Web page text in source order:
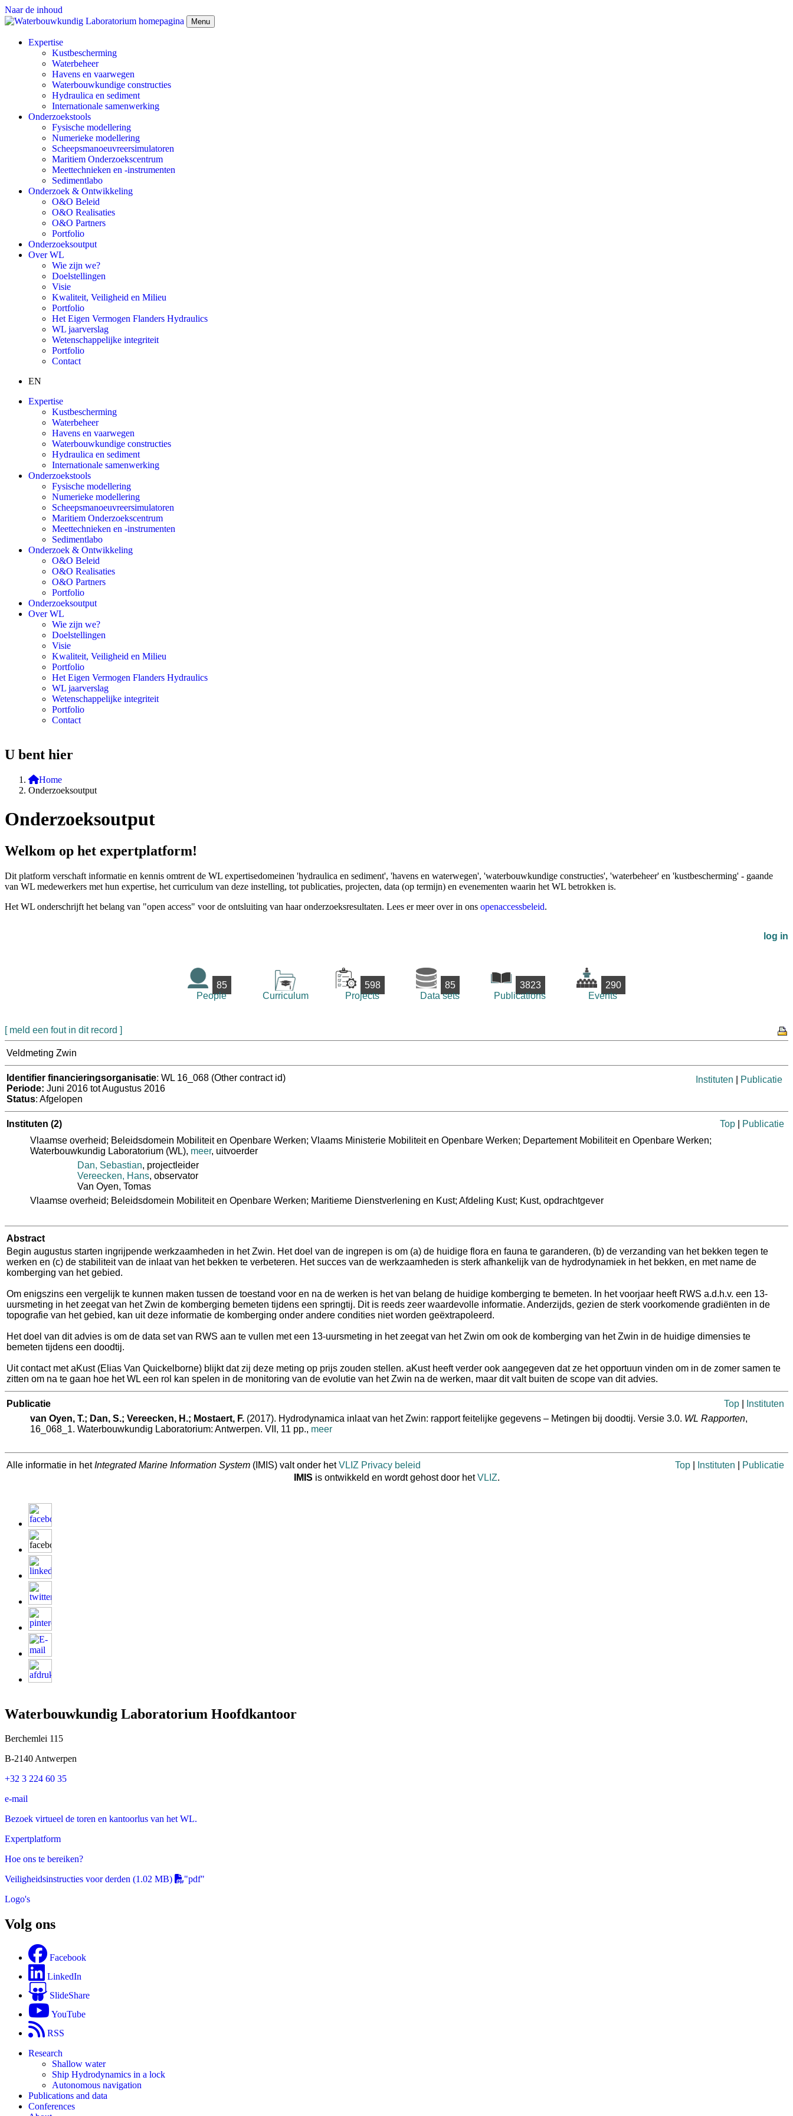
Naar de inhoud
Menu
Expertise
Kustbescherming
Waterbeheer
Havens en vaarwegen
Waterbouwkundige constructies
Hydraulica en sediment
Internationale samenwerking
Onderzoekstools
Fysische modellering
Numerieke modellering
Scheepsmanoeuvreersimulatoren
Maritiem Onderzoekscentrum
Meettechnieken en -instrumenten
Sedimentlabo
Onderzoek & Ontwikkeling
O&O Beleid
O&O Realisaties
O&O Partners
Portfolio
Onderzoeksoutput
Over WL
Wie zijn we?
Doelstellingen
Visie
Kwaliteit, Veiligheid en Milieu
Portfolio
Het Eigen Vermogen Flanders Hydraulics
WL jaarverslag
Wetenschappelijke integriteit
Portfolio
Contact
EN
Expertise
Kustbescherming
Waterbeheer
Havens en vaarwegen
Waterbouwkundige constructies
Hydraulica en sediment
Internationale samenwerking
Onderzoekstools
Fysische modellering
Numerieke modellering
Scheepsmanoeuvreersimulatoren
Maritiem Onderzoekscentrum
Meettechnieken en -instrumenten
Sedimentlabo
Onderzoek & Ontwikkeling
O&O Beleid
O&O Realisaties
O&O Partners
Portfolio
Onderzoeksoutput
Over WL
Wie zijn we?
Doelstellingen
Visie
Kwaliteit, Veiligheid en Milieu
Portfolio
Het Eigen Vermogen Flanders Hydraulics
WL jaarverslag
Wetenschappelijke integriteit
Portfolio
Contact
U bent hier
Home
Onderzoeksoutput
Onderzoeksoutput
Welkom op het expertplatform!
Dit platform verschaft informatie en kennis omtrent de WL expertisedomeinen 'hydraulica en sediment', 'havens en waterwegen', 'waterbouwkundige constructies', 'waterbeheer' en 'kustbescherming' - gaande
van WL medewerkers met hun expertise, het curriculum van deze instelling, tot publicaties, projecten, data (op termijn) en evenementen waarin het WL betrokken is.
Het WL onderschrijft het belang van "open access" voor de ontsluiting van haar onderzoeksresultaten. Lees er meer over in ons openaccessbeleid.
log in
85
People
Curriculum
598
Projects
85
Data sets
3823
Publications
290
Events
[ meld een fout in dit record ]
Veldmeting Zwin
Identifier financieringsorganisatie: WL 16_068 (Other contract id)
Periode: Juni 2016 tot Augustus 2016
Status: Afgelopen
Instituten Publicatie
Instituten (2) Top
Publicatie
Vlaamse overheid; Beleidsdomein Mobiliteit en Openbare Werken; Vlaams Ministerie Mobiliteit en Openbare Werken; Departement Mobiliteit en Openbare Werken;
Waterbouwkundig Laboratorium (WL), meer, uitvoerder
Dan, Sebastian, projectleider
Vereecken, Hans, observator
Van Oyen, Tomas
Vlaamse overheid; Beleidsdomein Mobiliteit en Openbare Werken; Maritieme Dienstverlening en Kust; Afdeling Kust; Kust, opdrachtgever
Abstract
Begin augustus starten ingrijpende werkzaamheden in het Zwin. Het doel van de ingrepen is om (a) de huidige flora en fauna te garanderen, (b) de verzanding van het bekken tegen te
werken en (c) de stabiliteit van de inlaat van het bekken te verbeteren. Het succes van de werkzaamheden is sterk afhankelijk van de hydrodynamiek in het bekken, en met name de
komberging van het gebied.
Om enigszins een vergelijk te kunnen maken tussen de toestand voor en na de werken is het van belang de huidige komberging te bemeten. In het voorjaar heeft RWS a.d.h.v. een 13-
uursmeting in het zeegat van het Zwin de komberging bemeten tijdens een springtij. Dit is reeds zeer waardevolle informatie. Anderzijds, gezien de sterk voorkomende gradiënten in de
topografie van het gebied, kan uit deze informatie de komberging onder andere condities niet worden geëxtrapoleerd.
Het doel van dit advies is om de data set van RWS aan te vullen met een 13-uursmeting in het zeegat van het Zwin om ook de komberging van het Zwin in de huidige dimensies te
bemeten tijdens een doodtij.
Uit contact met aKust (Elias Van Quickelborne) blijkt dat zij deze meting op prijs zouden stellen. aKust heeft verder ook aangegeven dat ze het opportuun vinden om in de zomer samen te
zitten om na te gaan hoe het WL een rol kan spelen in de monitoring van de evolutie van het Zwin na de werken, maar dit valt buiten de scope van dit advies.
Publicatie Top
Instituten
van Oyen, T.; Dan, S.; Vereecken, H.; Mostaert, F. (2017). Hydrodynamica inlaat van het Zwin: rapport feitelijke gegevens – Metingen bij doodtij. Versie 3.0. WL Rapporten,
16_068_1. Waterbouwkundig Laboratorium: Antwerpen. VII, 11 pp., meer
Alle informatie in hetIntegrated Marine Information System (IMIS) valt onder hetVLIZ Privacy beleid Top Instituten
Publicatie
IMIS is ontwikkeld en wordt gehost door hetVLIZ.
Waterbouwkundig Laboratorium Hoofdkantoor
Berchemlei 115
B-2140 Antwerpen
+32 3 224 60 35
e-mail
Bezoek virtueel de toren en kantoorlus van het WL.
Expertplatform
Hoe ons te bereiken?
Veiligheidsinstructies voor derden (1.02 MB)
"pdf"
Logo's
Volg ons
Facebook
LinkedIn
SlideShare
YouTube
RSS
Research
Shallow water
Ship Hydrodynamics in a lock
Autonomous navigation
Publications and data
Conferences